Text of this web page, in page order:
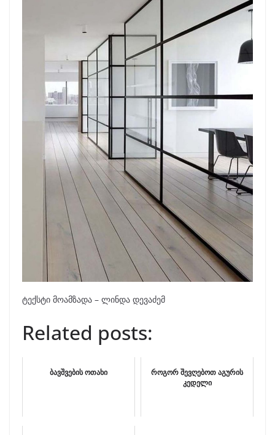
ტექსტი მოამზადა – ლინდა დევაძემ
Related posts:
ბავშვების ოთახი
როგორ შევღებოთ აგურის
კედელი